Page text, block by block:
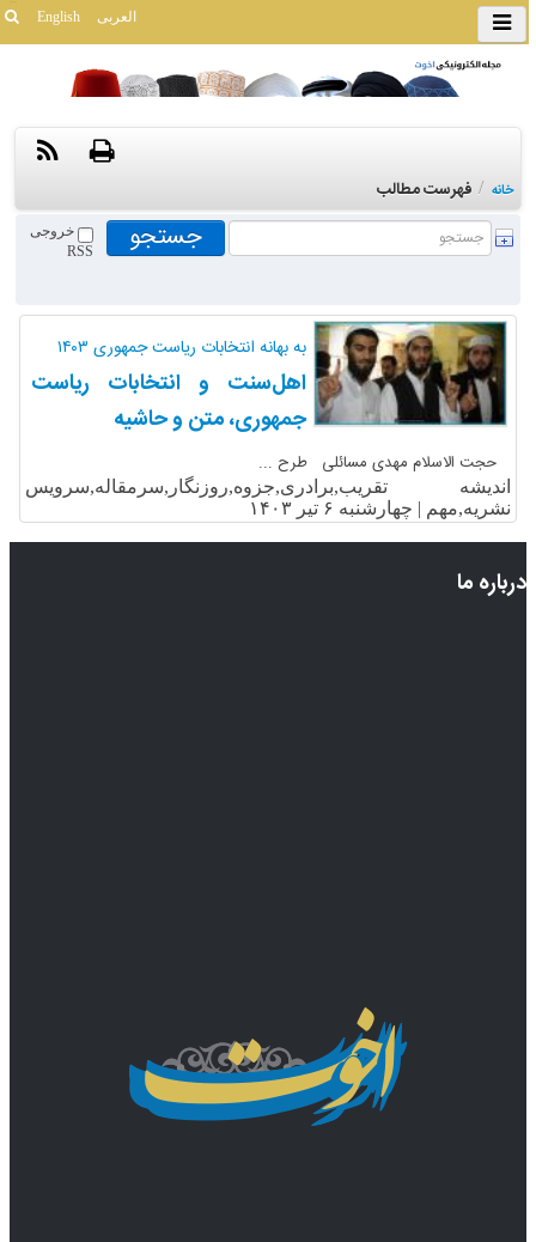
English العربی
خانه / فهرست مطالب
خروجی
RSS
به بهانه انتخابات ریاست جمهوری ۱۴۰۳
اهل‌سنت و انتخابات ریاست
جمهوری، متن و حاشیه
حجت الاسلام مهدی مسائلی طرح ...
اندیشه تقریب,برادری,جزوه,روزنگار,سرمقاله,سرویس
نشریه,مهم | چهارشنبه ۶ تیر ۱۴۰۳
درباره ما